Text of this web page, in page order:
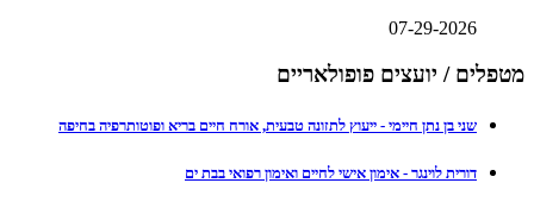
07-29-2026
מטפלים / יועצים פופולאריים
שני בן נתן חיימי - ייעוץ לתזונה טבעית, אורח חיים בריא ופוטותרפיה בחיפה
דורית לוינגר - אימון אישי לחיים ואימון רפואי בבת ים